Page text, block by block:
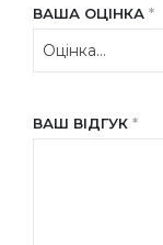
ВАША ОЦІНКА *
ВАШ ВІДГУК *